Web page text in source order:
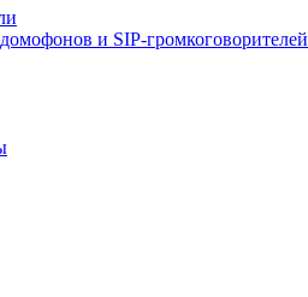
и SIP-громкоговорителей